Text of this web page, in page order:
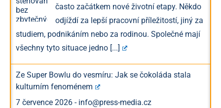
často začátkem nové životní etapy. Někdo
odjíždí za lepší pracovní příležitostí, jiný za
studiem, podnikáním nebo za rodinou. Společné mají
všechny tyto situace jedno [...]
Ze Super Bowlu do vesmíru: Jak se čokoláda stala
kulturním fenoménem
7 července 2026 - info@press-media.cz